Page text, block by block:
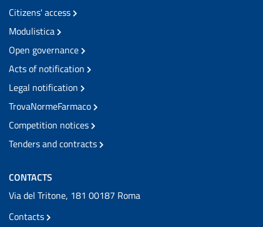
Citizens' access
Modulistica
Open governance
Acts of notification
Legal notification
TrovaNormeFarmaco
Competition notices
Tenders and contracts
CONTACTS
Via del Tritone, 181 00187 Roma
Contacts